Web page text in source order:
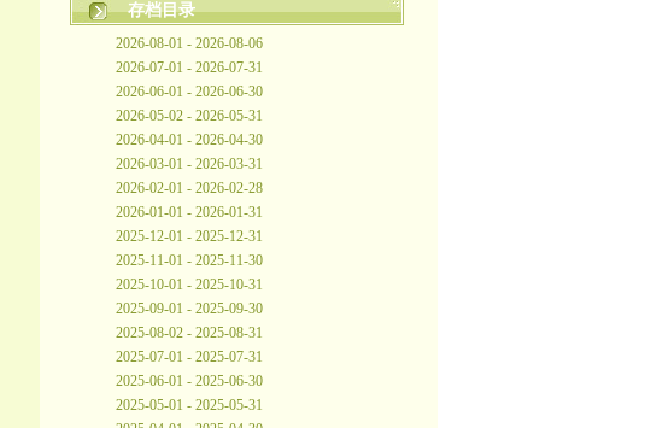
存档目录
2026-08-01 - 2026-08-06
2026-07-01 - 2026-07-31
2026-06-01 - 2026-06-30
2026-05-02 - 2026-05-31
2026-04-01 - 2026-04-30
2026-03-01 - 2026-03-31
2026-02-01 - 2026-02-28
2026-01-01 - 2026-01-31
2025-12-01 - 2025-12-31
2025-11-01 - 2025-11-30
2025-10-01 - 2025-10-31
2025-09-01 - 2025-09-30
2025-08-02 - 2025-08-31
2025-07-01 - 2025-07-31
2025-06-01 - 2025-06-30
2025-05-01 - 2025-05-31